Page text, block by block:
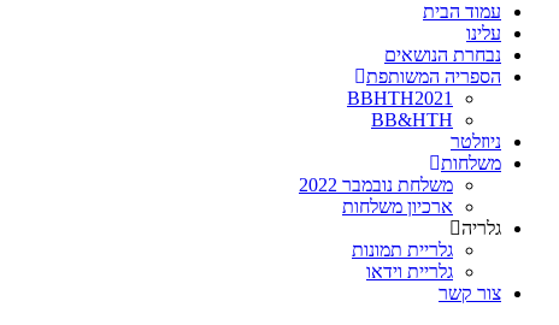
עמוד הבית
עלינו
נבחרת הנושאים
הספריה המשותפת
BBHTH2021
BB&HTH
ניוזלטר
משלחות
משלחת נובמבר 2022
ארכיון משלחות
גלריה
גלריית תמונות
גלריית וידאו
צור קשר